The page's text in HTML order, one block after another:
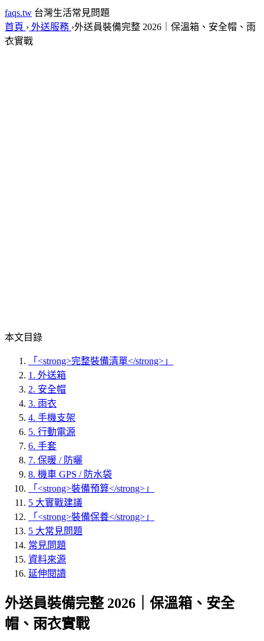
faqs.tw 台灣生活常見問題
首頁 › 外送服務 ›外送員裝備完整 2026｜保溫箱、安全帽、雨
衣實戰
本文目錄
「<strong>完整裝備清單</strong>」
1. 外送箱
2. 安全帽
3. 雨衣
4. 手機支架
5. 行動電源
6. 手套
7. 保暖 / 防曬
8. 機車 GPS / 防水袋
「<strong>裝備預算</strong>」
5 大實戰建議
「<strong>裝備保養</strong>」
5 大常見問題
常見問題
資料來源
延伸閱讀
外送員裝備完整 2026｜保溫箱、安全
帽、雨衣實戰